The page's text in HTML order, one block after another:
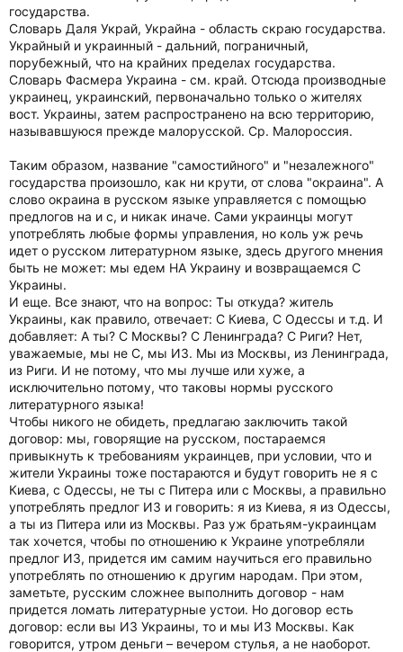
государства.
Словарь Даля Украй, Украйна - область скраю государства.
Украйный и украинный - дальний, пограничный,
порубежный, что на крайних пределах государства.
Словарь Фасмера Украина - см. край. Отсюда производные
украинец, украинский, первоначально только о жителях
вост. Украины, затем распространено на всю территорию,
называвшуюся прежде малорусской. Ср. Малороссия.
Таким образом, название "самостийного" и "незалежного"
государства произошло, как ни крути, от слова "окраина". А
слово окраина в русском языке управляется с помощью
предлогов на и с, и никак иначе. Сами украинцы могут
употреблять любые формы управления, но коль уж речь
идет о русском литературном языке, здесь другого мнения
быть не может: мы едем НА Украину и возвращаемся С
Украины.
И еще. Все знают, что на вопрос: Ты откуда? житель
Украины, как правило, отвечает: С Киева, С Одессы и т.д. И
добавляет: А ты? С Москвы? С Ленинграда? С Риги? Нет,
уважаемые, мы не С, мы ИЗ. Мы из Москвы, из Ленинграда,
из Риги. И не потому, что мы лучше или хуже, а
исключительно потому, что таковы нормы русского
литературного языка!
Чтобы никого не обидеть, предлагаю заключить такой
договор: мы, говорящие на русском, постараемся
привыкнуть к требованиям украинцев, при условии, что и
жители Украины тоже постараются и будут говорить не я с
Киева, с Одессы, не ты с Питера или с Москвы, а правильно
употреблять предлог ИЗ и говорить: я из Киева, я из Одессы,
а ты из Питера или из Москвы. Раз уж братьям-украинцам
так хочется, чтобы по отношению к Украине употребляли
предлог ИЗ, придется им самим научиться его правильно
употреблять по отношению к другим народам. При этом,
заметьте, русским сложнее выполнить договор - нам
придется ломать литературные устои. Но договор есть
договор: если вы ИЗ Украины, то и мы ИЗ Москвы. Как
говорится, утром деньги – вечером стулья, а не наоборот.